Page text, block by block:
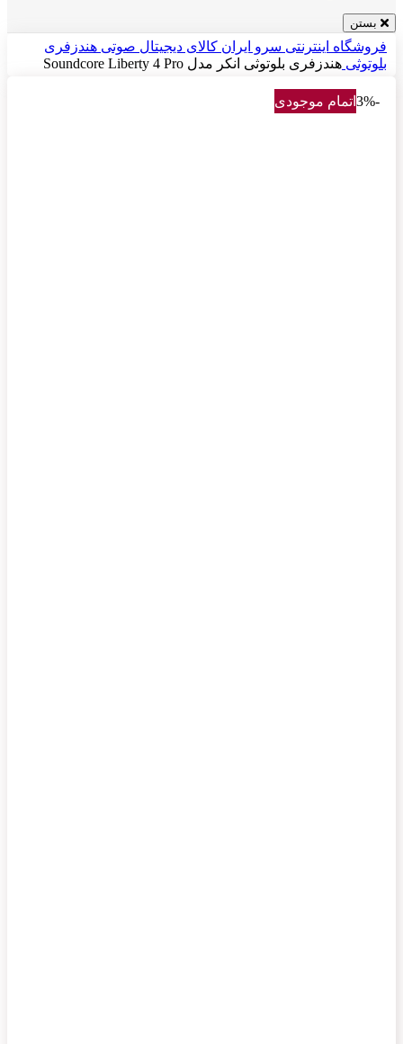
بستن
فروشگاه اینترنتی سرو ایران کالای دیجیتال صوتی هندزفری
بلوتوثی هندزفری بلوتوثی انکر مدل Soundcore Liberty 4 Pro
-3% اتمام موجودی